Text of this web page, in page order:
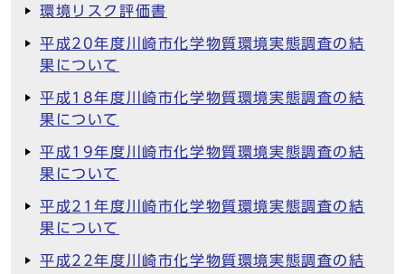
環境リスク評価書
平成20年度川崎市化学物質環境実態調査の結
果について
平成18年度川崎市化学物質環境実態調査の結
果について
平成19年度川崎市化学物質環境実態調査の結
果について
平成21年度川崎市化学物質環境実態調査の結
果について
平成22年度川崎市化学物質環境実態調査の結